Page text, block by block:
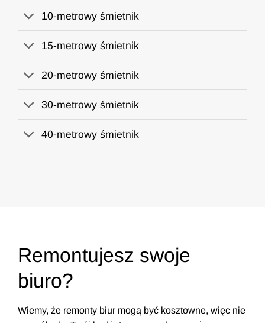
10-metrowy śmietnik
15-metrowy śmietnik
20-metrowy śmietnik
30-metrowy śmietnik
40-metrowy śmietnik
Remontujesz swoje
biuro?
Wiemy, że remonty biur mogą być kosztowne, więc nie